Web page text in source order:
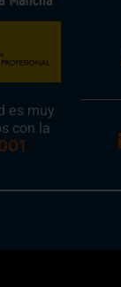
es muy
con la